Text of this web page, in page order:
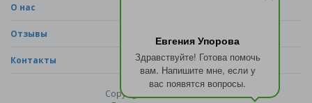
Евгения Упорова
Здравствуйте! Готова помочь
вам. Напишите мне, если у
вас появятся вопросы.
О нас
Отзывы
Контакты
Copyright © 2026 - sad.ru